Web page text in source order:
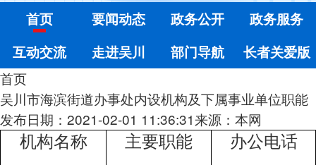
首页 要闻动态 政务公开
政务服务
互动交流
走进吴川 部门导航
长者关爱版
首页
吴川市海滨街道办事处内设机构及下属事业单位职能
发布日期：2021-02-01 11:36:31来源：本网
机构名称 主要职能 办公电话